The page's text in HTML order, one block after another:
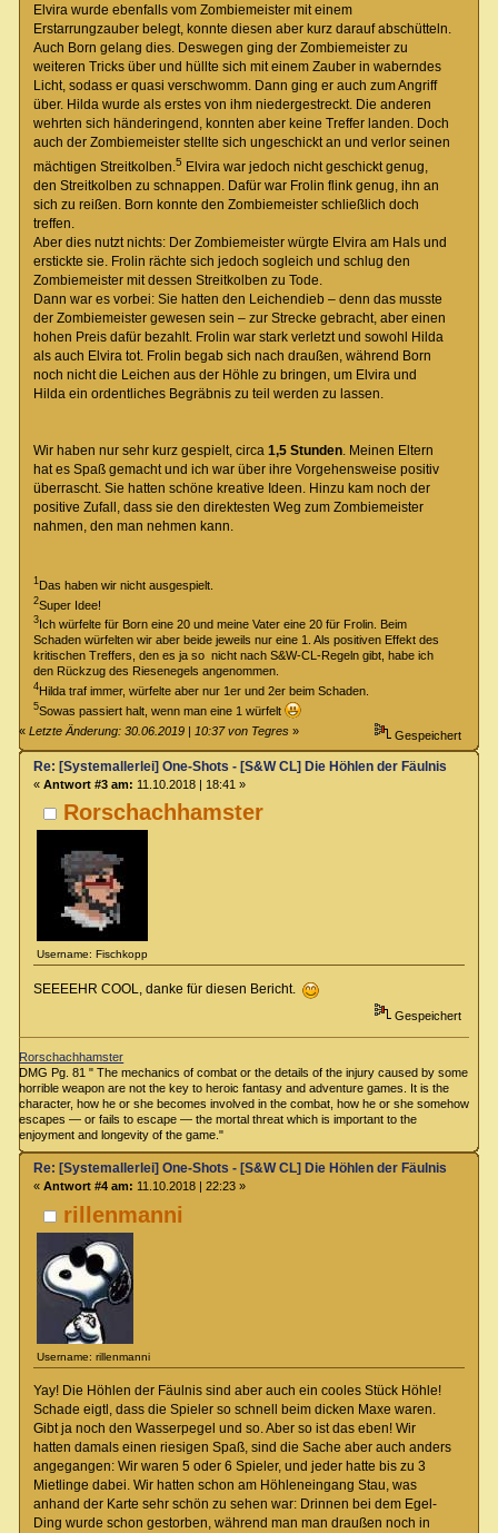
Elvira wurde ebenfalls vom Zombiemeister mit einem
Erstarrungzauber belegt, konnte diesen aber kurz darauf abschütteln.
Auch Born gelang dies. Deswegen ging der Zombiemeister zu
weiteren Tricks über und hüllte sich mit einem Zauber in waberndes
Licht, sodass er quasi verschwomm. Dann ging er auch zum Angriff
über. Hilda wurde als erstes von ihm niedergestreckt. Die anderen
wehrten sich händeringend, konnten aber keine Treffer landen. Doch
auch der Zombiemeister stellte sich ungeschickt an und verlor seinen
mächtigen Streitkolben. 5 Elvira war jedoch nicht geschickt genug,
den Streitkolben zu schnappen. Dafür war Frolin flink genug, ihn an
sich zu reißen. Born konnte den Zombiemeister schließlich doch
treffen.
Aber dies nutzt nichts: Der Zombiemeister würgte Elvira am Hals und
erstickte sie. Frolin rächte sich jedoch sogleich und schlug den
Zombiemeister mit dessen Streitkolben zu Tode.
Dann war es vorbei: Sie hatten den Leichendieb – denn das musste
der Zombiemeister gewesen sein – zur Strecke gebracht, aber einen
hohen Preis dafür bezahlt. Frolin war stark verletzt und sowohl Hilda
als auch Elvira tot. Frolin begab sich nach draußen, während Born
noch nicht die Leichen aus der Höhle zu bringen, um Elvira und
Hilda ein ordentliches Begräbnis zu teil werden zu lassen.
Wir haben nur sehr kurz gespielt, circa 1,5 Stunden. Meinen Eltern
hat es Spaß gemacht und ich war über ihre Vorgehensweise positiv
überrascht. Sie hatten schöne kreative Ideen. Hinzu kam noch der
positive Zufall, dass sie den direktesten Weg zum Zombiemeister
nahmen, den man nehmen kann.
1Das haben wir nicht ausgespielt.
2Super Idee!
3Ich würfelte für Born eine 20 und meine Vater eine 20 für Frolin. Beim
Schaden würfelten wir aber beide jeweils nur eine 1. Als positiven Effekt des
kritischen Treffers, den es ja so nicht nach S&W-CL-Regeln gibt, habe ich
den Rückzug des Riesenegels angenommen.
4Hilda traf immer, würfelte aber nur 1er und 2er beim Schaden.
5Sowas passiert halt, wenn man eine 1 würfelt
«Letzte Änderung: 30.06.2019 | 10:37 von Tegres » Gespeichert
Rorschachhamster
Username: Fischkopp
Re: [Systemallerlei] One-Shots - [S&W CL] Die Höhlen der Fäulnis
« Antwort #3 am: 11.10.2018 | 18:41 »
SEEEEHR COOL, danke für diesen Bericht.
Gespeichert
Rorschachhamster
DMG Pg. 81 " The mechanics of combat or the details of the injury caused by some
horrible weapon are not the key to heroic fantasy and adventure games. It is the
character, how he or she becomes involved in the combat, how he or she somehow
escapes — or fails to escape — the mortal threat which is important to the
enjoyment and longevity of the game."
rillenmanni
Username: rillenmanni
Re: [Systemallerlei] One-Shots - [S&W CL] Die Höhlen der Fäulnis
« Antwort #4 am: 11.10.2018 | 22:23 »
Yay! Die Höhlen der Fäulnis sind aber auch ein cooles Stück Höhle!
Schade eigtl, dass die Spieler so schnell beim dicken Maxe waren.
Gibt ja noch den Wasserpegel und so. Aber so ist das eben! Wir
hatten damals einen riesigen Spaß, sind die Sache aber auch anders
angegangen: Wir waren 5 oder 6 Spieler, und jeder hatte bis zu 3
Mietlinge dabei. Wir hatten schon am Höhleneingang Stau, was
anhand der Karte sehr schön zu sehen war: Drinnen bei dem Egel-
Ding wurde schon gestorben, während man man draußen noch in